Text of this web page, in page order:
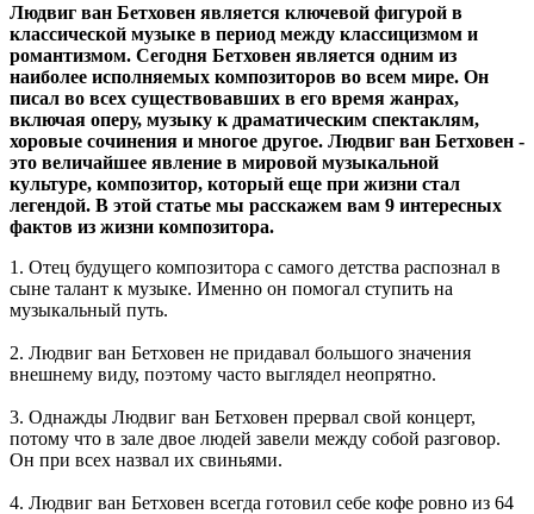
Людвиг ван Бетховен является ключевой фигурой в
классической музыке в период между классицизмом и
романтизмом. Сегодня Бетховен является одним из
наиболее исполняемых композиторов во всем мире. Он
писал во всех существовавших в его время жанрах,
включая оперу, музыку к драматическим спектаклям,
хоровые сочинения и многое другое. Людвиг ван Бетховен -
это величайшее явление в мировой музыкальной
культуре, композитор, который еще при жизни стал
легендой. В этой статье мы расскажем вам 9 интересных
фактов из жизни композитора.
1. Отец будущего композитора с самого детства распознал в
сыне талант к музыке. Именно он помогал ступить на
музыкальный путь.
2. Людвиг ван Бетховен не придавал большого значения
внешнему виду, поэтому часто выглядел неопрятно.
3. Однажды Людвиг ван Бетховен прервал свой концерт,
потому что в зале двое людей завели между собой разговор.
Он при всех назвал их свиньями.
4. Людвиг ван Бетховен всегда готовил себе кофе ровно из 64